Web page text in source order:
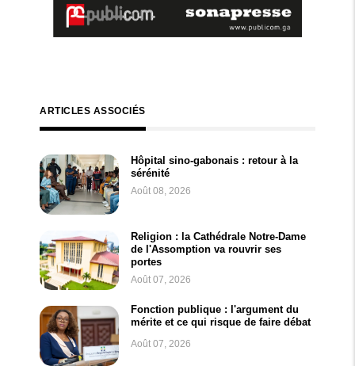
ARTICLES ASSOCIÉS
Hôpital sino-gabonais : retour à la
sérénité
Août 08, 2026
Religion : la Cathédrale Notre-Dame
de l'Assomption va rouvrir ses
portes
Août 07, 2026
Fonction publique : l'argument du
mérite et ce qui risque de faire débat
Août 07, 2026